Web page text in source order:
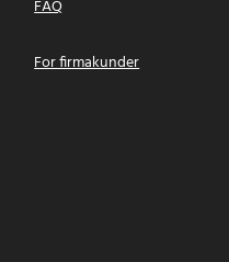
FAQ
For firmakunder